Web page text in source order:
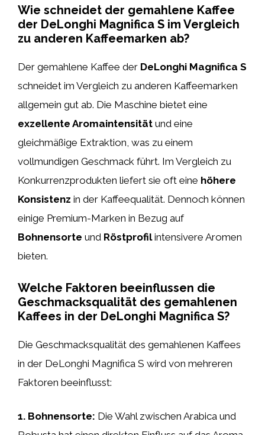
Wie schneidet der gemahlene Kaffee
der DeLonghi Magnifica S im Vergleich
zu anderen Kaffeemarken ab?
Der gemahlene Kaffee der DeLonghi Magnifica S
schneidet im Vergleich zu anderen Kaffeemarken
allgemein gut ab. Die Maschine bietet eine
exzellente Aromaintensität und eine
gleichmäßige Extraktion, was zu einem
vollmundigen Geschmack führt. Im Vergleich zu
Konkurrenzprodukten liefert sie oft eine höhere
Konsistenz in der Kaffeequalität. Dennoch können
einige Premium-Marken in Bezug auf
Bohnensorte und Röstprofilintensivere Aromen
bieten.
Welche Faktoren beeinflussen die
Geschmacksqualität des gemahlenen
Kaffees in der DeLonghi Magnifica S?
Die Geschmacksqualität des gemahlenen Kaffees
in der DeLonghi Magnifica S wird von mehreren
Faktoren beeinflusst:
1. Bohnensorte: Die Wahl zwischen Arabica und